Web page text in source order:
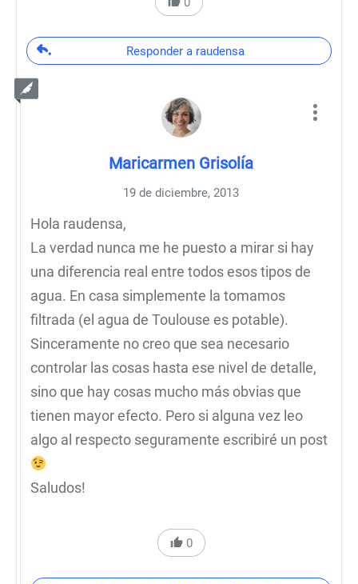
Responder a raudensa
Maricarmen Grisolía
19 de diciembre, 2013
Hola raudensa,
La verdad nunca me he puesto a mirar si hay
una diferencia real entre todos esos tipos de
agua. En casa simplemente la tomamos
filtrada (el agua de Toulouse es potable).
Sinceramente no creo que sea necesario
controlar las cosas hasta ese nivel de detalle,
sino que hay cosas mucho más obvias que
tienen mayor efecto. Pero si alguna vez leo
algo al respecto seguramente escribiré un post
Saludos!
0